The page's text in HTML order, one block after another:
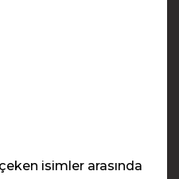
isimler arasında